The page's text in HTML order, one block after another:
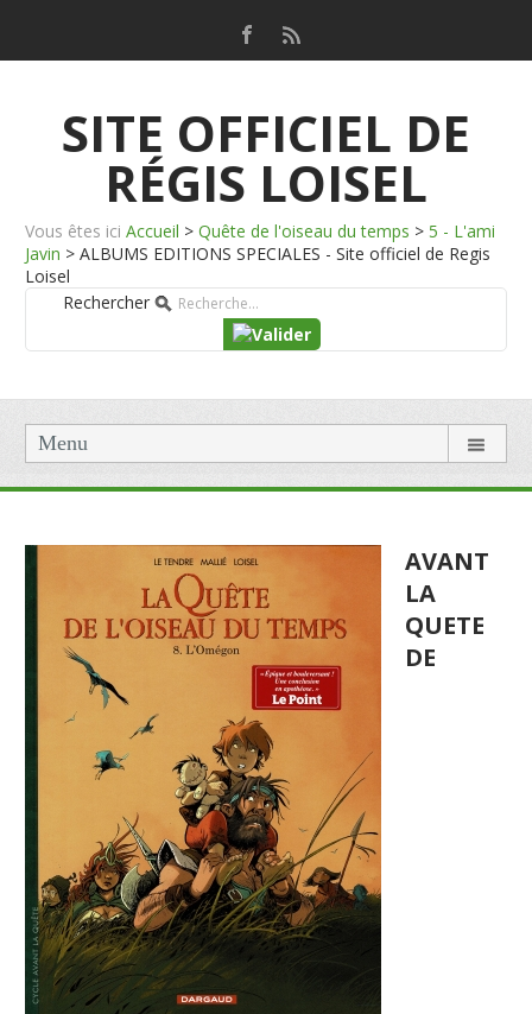
SITE OFFICIEL DE
RÉGIS LOISEL
Vous êtes ici Accueil > Quête de l'oiseau du temps > 5 - L'ami
Javin > ALBUMS EDITIONS SPECIALES - Site officiel de Regis
Loisel
Rechercher
Menu
AVANT
LA
QUETE
DE